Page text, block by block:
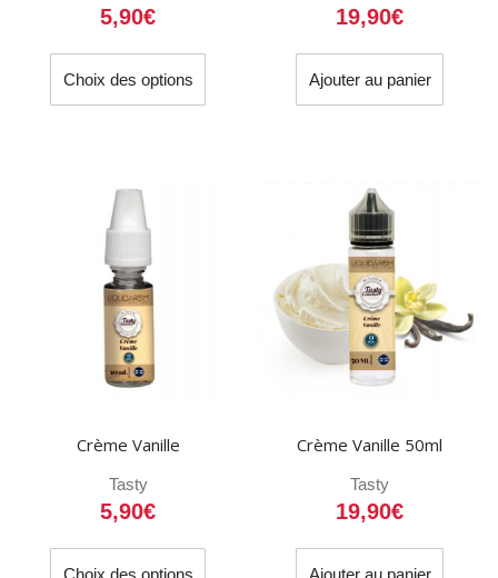
5,90€
Choix des options
Ce
a
19,90€
Ajouter au panier
Crème Vanille
Tasty
5,90€
Ce
Crème Vanille 50ml
Tasty
19,90€